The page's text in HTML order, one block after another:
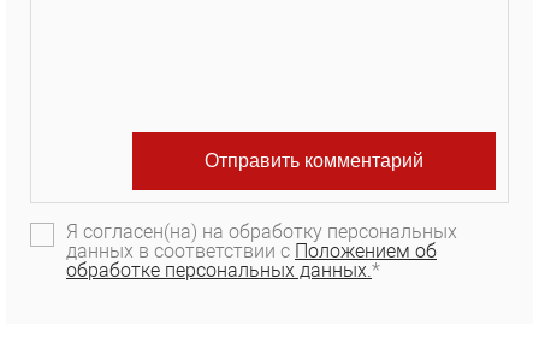
Я согласен(на) на обработку персональных
данных в соответствии с Положением об
обработке персональных данных.*